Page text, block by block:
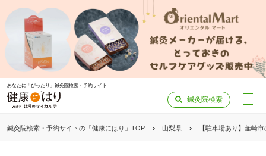
あなたに「ぴったり」鍼灸院検索・予約サイト
鍼灸院検索
鍼灸院検索・予約サイトの「健康にはり」TOP 山梨県 【駐車場あり】韮崎